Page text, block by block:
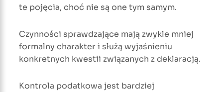
te pojęcia, choć nie są one tym samym.
Czynności sprawdzające mają zwykle mniej
formalny charakter i służą wyjaśnieniu
konkretnych kwestii związanych z deklaracją.
Kontrola podatkowa jest bardziej